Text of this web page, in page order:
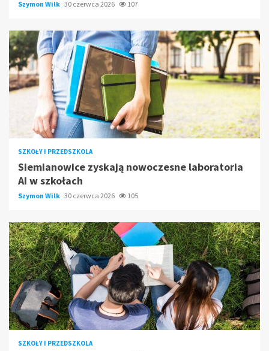
Szymon Wilk 30 czerwca 2026 107
SZKOŁY I PRZEDSZKOLA
Siemianowice zyskają nowoczesne laboratoria
AI w szkołach
Szymon Wilk 30 czerwca 2026 105
SZKOŁY I PRZEDSZKOLA